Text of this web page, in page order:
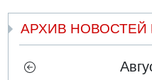
АРХИВ НОВОСТЕЙ